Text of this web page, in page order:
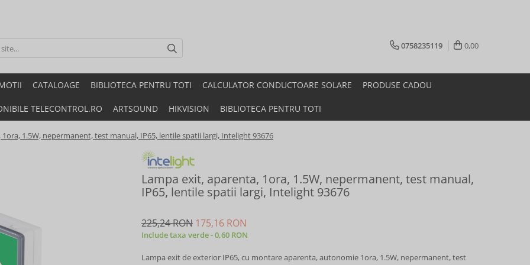
0758235119 0,00
CATALOAGE BIBLIOTECA PENTRU TOTI CALCULATOR CONDUCTOARE SOLARE PRODUSE CADOU
TELECONTROL.RO ARTSOUND HIKVISION BIBLIOTECA PENTRU TOTI
1.5W, nepermanent, test manual, IP65, lentile spatii largi, Intelight 93676
Lampa exit, aparenta, 1ora, 1.5W, nepermanent, test manual,
IP65, lentile spatii largi, Intelight 93676
225,24 RON 175,16 RON
Include taxa verde - 0,60 RON
Lampa exit de exterior IP65, cu montare aparenta, autonomie 1ora, 1.5W, nepermanent, test